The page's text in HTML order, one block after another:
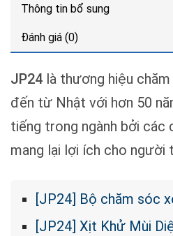
Thông tin bổ sung
Đánh giá (0)
JP24 là thương hiệu
đến từ Nhật với hơn 50
tiếng trong ngành bởi các
mang lại lợi ích cho người
[JP24] Bộ chăm sóc
[JP24] Xịt Khử Mùi